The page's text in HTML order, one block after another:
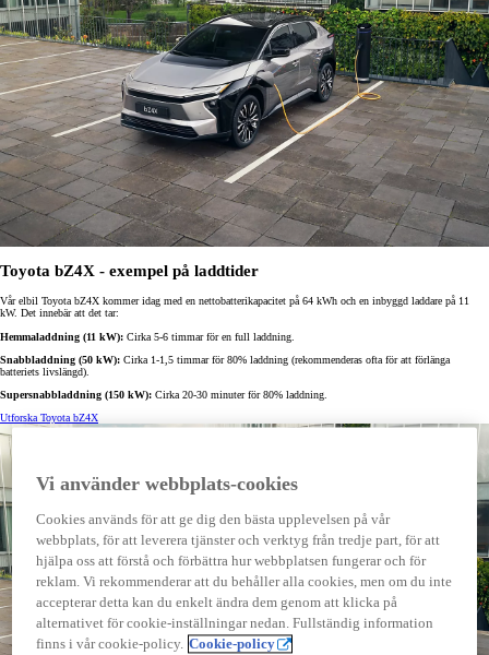
Toyota bZ4X - exempel på laddtider
Vår elbil Toyota bZ4X kommer idag med en nettobatterikapacitet på 64 kWh och en inbyggd laddare på 11
kW. Det innebär att det tar:
Hemmaladdning (11 kW): Cirka 5-6 timmar för en full laddning.
Snabbladdning (50 kW): Cirka 1-1,5 timmar för 80% laddning (rekommenderas ofta för att förlänga
batteriets livslängd).
Supersnabbladdning (150 kW): Cirka 20-30 minuter för 80% laddning.
Utforska Toyota bZ4X
Vi använder webbplats-cookies
Cookies används för att ge dig den bästa upplevelsen på vår
webbplats, för att leverera tjänster och verktyg från tredje part, för att
hjälpa oss att förstå och förbättra hur webbplatsen fungerar och för
reklam. Vi rekommenderar att du behåller alla cookies, men om du inte
accepterar detta kan du enkelt ändra dem genom att klicka på
alternativet för cookie-inställningar nedan. Fullständig information
finns i vår cookie-policy. Cookie-policy